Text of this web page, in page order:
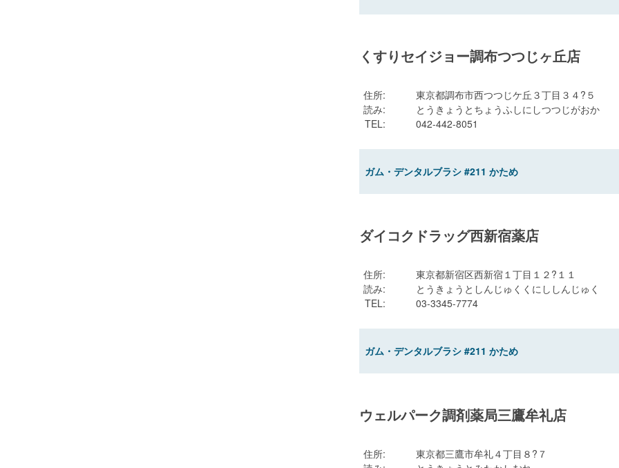
くすりセイジョー調布つつじヶ丘店
住所:
東京都調布市西つつじケ丘３丁目３４?５
読み:
とうきょうとちょうふしにしつつじがおか
TEL: 042-442-8051
ガム・デンタルブラシ #211 かため
ダイコクドラッグ西新宿薬店
住所:
東京都新宿区西新宿１丁目１２?１１
読み:
とうきょうとしんじゅくくにししんじゅく
TEL: 03-3345-7774
ガム・デンタルブラシ #211 かため
ウェルパーク調剤薬局三鷹牟礼店
住所:
東京都三鷹市牟礼４丁目８?７